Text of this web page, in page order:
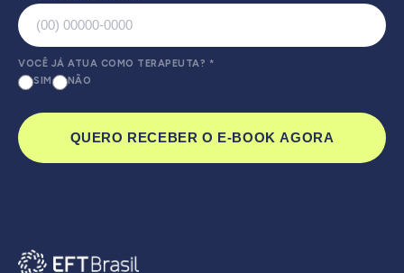
VOCÊ JÁ ATUA COMO TERAPEUTA? *
SIM
NÃO
QUERO RECEBER O E-BOOK AGORA